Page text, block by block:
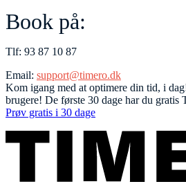
Book på:
Tlf: 93 87 10 87
Email: support@timero.dk
Kom igang med at optimere din tid, i
brugere! De første 30 dage har du gratis
Prøv gratis i 30 dage